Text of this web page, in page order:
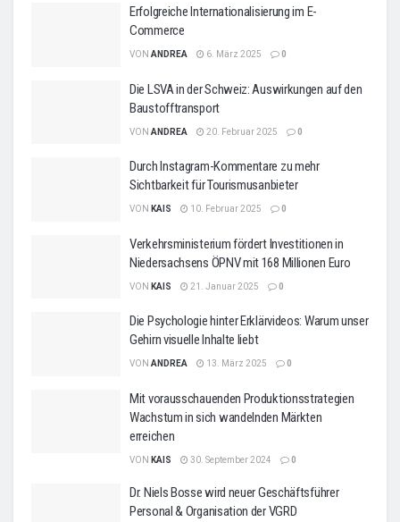
Erfolgreiche Internationalisierung im E-
Commerce
VON ANDREA 6. März 2025 0
Die LSVA in der Schweiz: Auswirkungen auf den
Baustofftransport
VON ANDREA 20. Februar 2025 0
Durch Instagram-Kommentare zu mehr
Sichtbarkeit für Tourismusanbieter
VON KAIS 10. Februar 2025 0
Verkehrsministerium fördert Investitionen in
Niedersachsens ÖPNV mit 168 Millionen Euro
VON KAIS 21. Januar 2025 0
Die Psychologie hinter Erklärvideos: Warum unser
Gehirn visuelle Inhalte liebt
VON ANDREA 13. März 2025 0
Mit vorausschauenden Produktionsstrategien
Wachstum in sich wandelnden Märkten
erreichen
VON KAIS 30. September 2024 0
Dr. Niels Bosse wird neuer Geschäftsführer
Personal & Organisation der VGRD